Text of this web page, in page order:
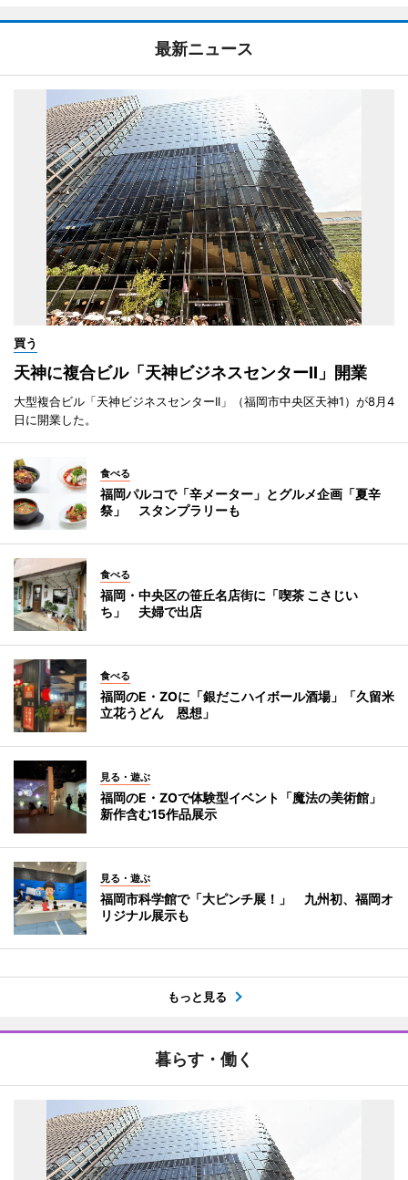
最新ニュース
買う
天神に複合ビル「天神ビジネスセンターII」開業
大型複合ビル「天神ビジネスセンターII」（福岡市中央区天神1）が8月4
日に開業した。
食べる
福岡パルコで「辛メーター」とグルメ企画「夏辛
祭」 スタンプラリーも
食べる
福岡・中央区の笹丘名店街に「喫茶 こさじい
ち」 夫婦で出店
食べる
福岡のE・ZOに「銀だこハイボール酒場」「久留米
立花うどん 恩想」
見る・遊ぶ
福岡のE・ZOで体験型イベント「魔法の美術館」
新作含む15作品展示
見る・遊ぶ
福岡市科学館で「大ピンチ展！」 九州初、福岡オ
リジナル展示も
もっと見る
暮らす・働く